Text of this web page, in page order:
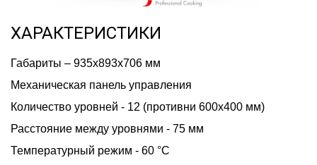
ХАРАКТЕРИСТИКИ
Габариты – 935х893х706 мм
Механическая панель управления
Количество уровней - 12 (противни 600х400 мм)
Расстояние между уровнями - 75 мм
Температурный режим - 60 °С